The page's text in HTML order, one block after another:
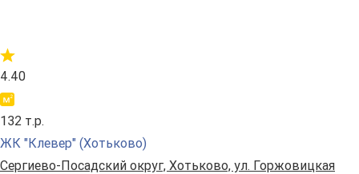
4.40
132 т.р.
ЖК "Клевер" (Хотьково)
Сергиево-Посадский округ, Хотьково, ул. Горжовицкая